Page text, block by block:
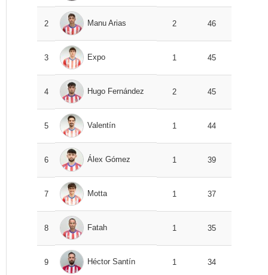
2 Manu Arias 2 46
3 Expo 1 45
4 Hugo Fernández 2 45
5 Valentín 1 44
6 Álex Gómez 1 39
7 Motta 1 37
8 Fatah 1 35
9 Héctor Santín 1 34